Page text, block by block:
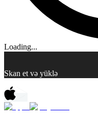
Loading...
Skan et və yüklə